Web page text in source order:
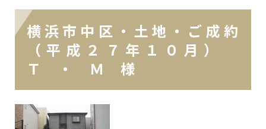
横浜市中区・土地・ご成約
（平成２７年１０月）
Ｔ ・ Ｍ 様